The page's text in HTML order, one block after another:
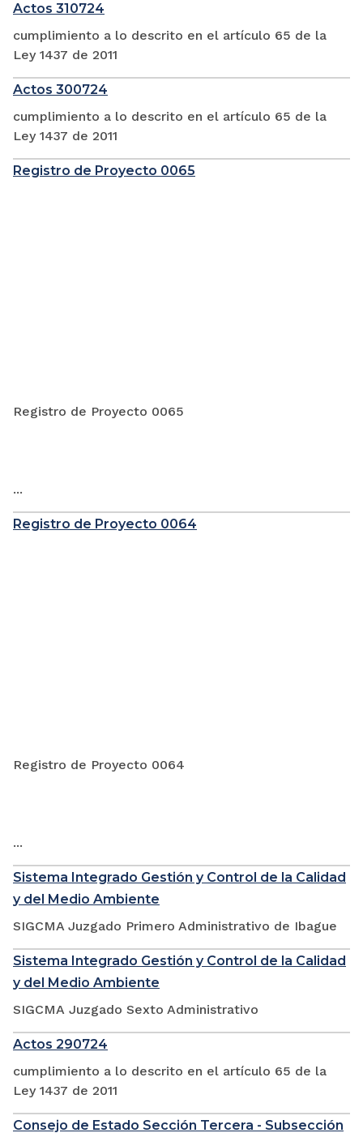
Actos 310724
cumplimiento a lo descrito en el artículo 65 de la
Ley 1437 de 2011
Actos 300724
cumplimiento a lo descrito en el artículo 65 de la
Ley 1437 de 2011
Registro de Proyecto 0065
Registro de Proyecto 0065
...
Registro de Proyecto 0064
Registro de Proyecto 0064
...
Sistema Integrado Gestión y Control de la Calidad
y del Medio Ambiente
SIGCMA Juzgado Primero Administrativo de Ibague
Sistema Integrado Gestión y Control de la Calidad
y del Medio Ambiente
SIGCMA Juzgado Sexto Administrativo
Actos 290724
cumplimiento a lo descrito en el artículo 65 de la
Ley 1437 de 2011
Consejo de Estado Sección Tercera - Subsección